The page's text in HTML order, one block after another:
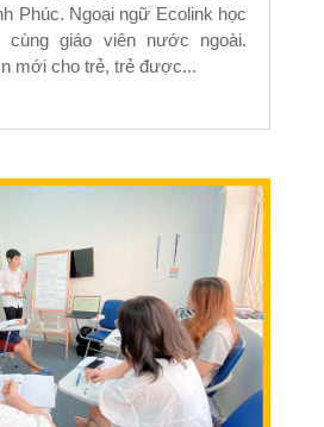
Phúc. Ngoại ngữ Ecolink học
cùng giáo viên nước ngoài.
mới cho trẻ, trẻ được...